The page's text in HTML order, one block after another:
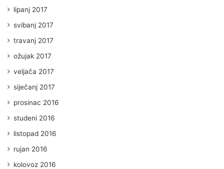
lipanj 2017
svibanj 2017
travanj 2017
ožujak 2017
veljača 2017
siječanj 2017
prosinac 2016
studeni 2016
listopad 2016
rujan 2016
kolovoz 2016